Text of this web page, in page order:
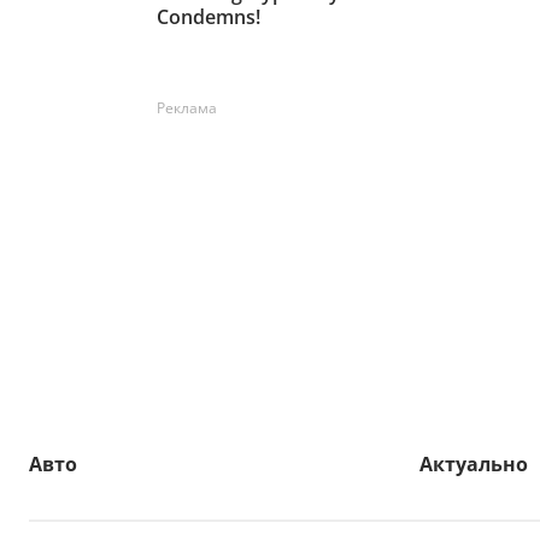
Реклама
Авто Актуально